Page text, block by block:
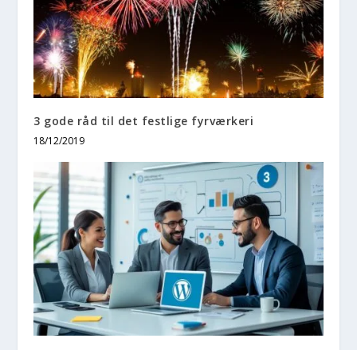
3 gode råd til det festlige fyrværkeri
18/12/2019